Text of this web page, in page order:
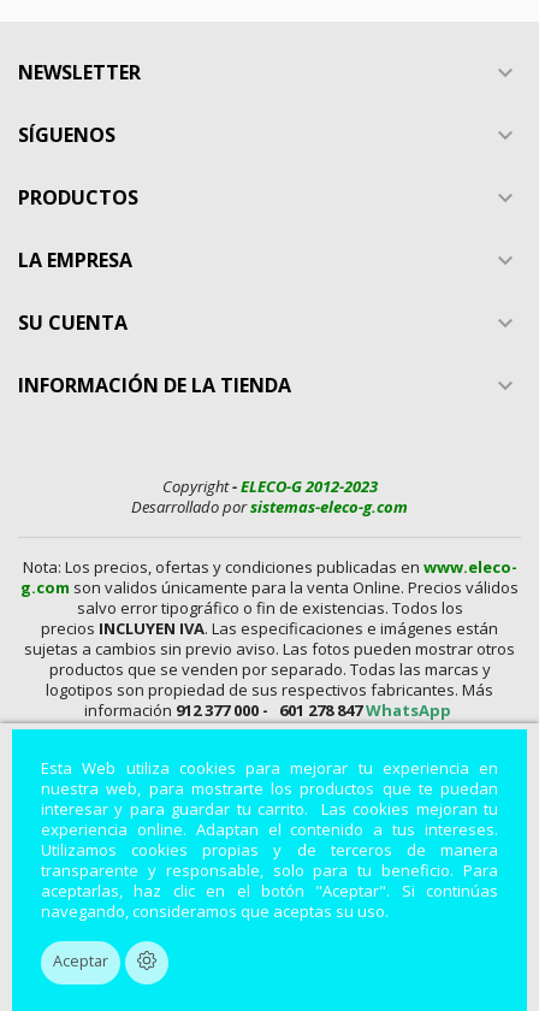
Esta Web utiliza cookies para mejorar tu experiencia en
nuestra web, para mostrarte los productos que te puedan
interesar y para guardar tu carrito. Las cookies mejoran tu
experiencia online. Adaptan el contenido a tus intereses.
Utilizamos cookies propias y de terceros de manera
transparente y responsable, solo para tu beneficio. Para
aceptarlas, haz clic en el botón "Aceptar". Si continúas
navegando, consideramos que aceptas su uso.
Aceptar
NEWSLETTER 
SÍGUENOS 
PRODUCTOS 
LA EMPRESA 
SU CUENTA 
INFORMACIÓN DE LA TIENDA 
Copyright-ELECO-G 2012-2023
Desarrollado porsistemas-eleco-g.com
Nota: Los precios, ofertas y condiciones publicadas en www.eleco-
g.com son validos únicamente para la venta Online. Precios válidos
salvo error tipográfico o fin de existencias. Todos los
precios INCLUYEN IVA. Las especificaciones e imágenes están
sujetas a cambios sin previo aviso. Las fotos pueden mostrar otros
productos que se venden por separado. Todas las marcas y
logotipos son propiedad de sus respectivos fabricantes. Más
información 912 377 000 - 601 278 847WhatsApp
Distancia, Conexiones, alimentadores, Baterías, Pilas,
Aparatos de Medida, Soldadores, Hdmi, Tester, Cargadores,
Componentes, Fuentes de Alimentación, Teléfonos,
Accesorios para Smartphones, Informática, Cámaras de
Vigilancia, Instrumentos de Medida, Baterías por Encargo,
Módulos, Accesorios para Fotografía, Repuestos de
Electrodomésticos, Leds, Soportes para Televisión..